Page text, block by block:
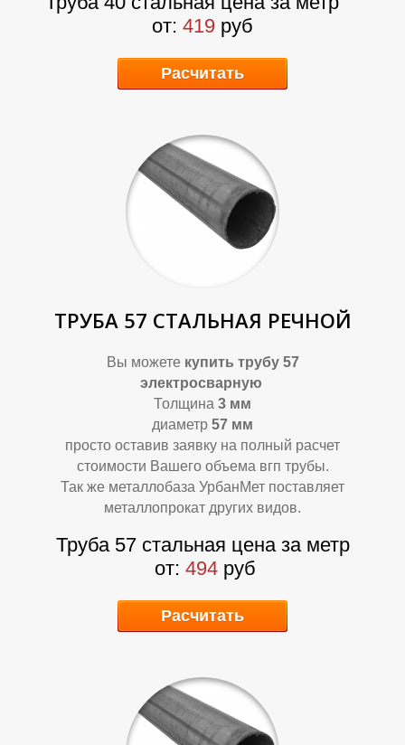
Д
от: 419 руб
Расчитать
ТРУБА 57 СТАЛЬНАЯ РЕЧНОЙ
Вы можете купить трубу 57
электросварную
Толщина 3 мм
диаметр 57 мм
просто оставив заявку на полный расчет
стоимости Вашего объема вгп трубы.
Так же металлобаза УрбанМет поставляет
металлопрокат других видов.
Труба 57 стальная цена за метр
от: 494 руб
Расчитать
А